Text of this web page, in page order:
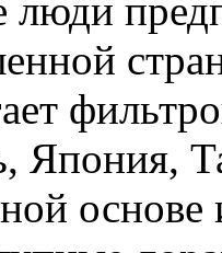
люди
Япония,
основе